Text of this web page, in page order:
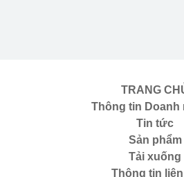
TRANG
Thông tin Doanh
Tin tức
Sản phẩm
Tải xuống
Thông tin